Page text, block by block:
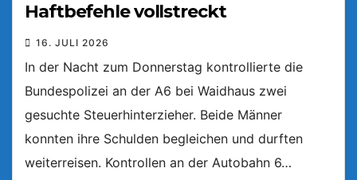
Haftbefehle vollstreckt
16. JULI 2026
In der Nacht zum Donnerstag kontrollierte die
Bundespolizei an der A6 bei Waidhaus zwei
gesuchte Steuerhinterzieher. Beide Männer
konnten ihre Schulden begleichen und durften
weiterreisen. Kontrollen an der Autobahn 6…